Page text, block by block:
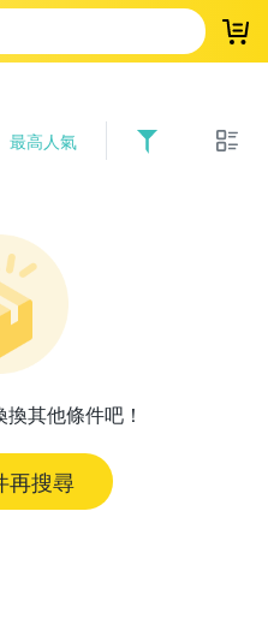
登
最高人氣
其他條件吧！
再搜尋